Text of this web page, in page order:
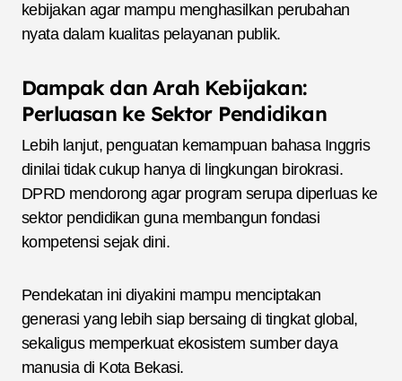
kebijakan agar mampu menghasilkan perubahan
nyata dalam kualitas pelayanan publik.
Dampak dan Arah Kebijakan:
Perluasan ke Sektor Pendidikan
Lebih lanjut, penguatan kemampuan bahasa Inggris
dinilai tidak cukup hanya di lingkungan birokrasi.
DPRD mendorong agar program serupa diperluas ke
sektor pendidikan guna membangun fondasi
kompetensi sejak dini.
Pendekatan ini diyakini mampu menciptakan
generasi yang lebih siap bersaing di tingkat global,
sekaligus memperkuat ekosistem sumber daya
manusia di Kota Bekasi.